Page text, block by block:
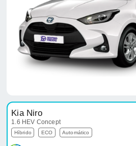
Kia Niro
1.6 HEV Concept
Híbrido ECO Automático